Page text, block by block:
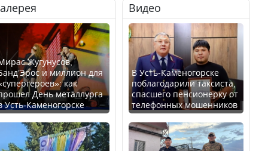
Минтруда назвало
с самыми
высокими зарплатными
предложениями
интеллект
включили в
школьную программу
Казахстана
В РФ вынесен заочный
приговор по уголовному
делу об убийстве Игоря
Талькова
В России введены
дополнительные
ограничения для
казахстанских прав
Жугунусов,
и миллион для
как
День металлурга
Усть-Каменогорске
Видео
В Усть-Каменогорске
поблагодарили таксиста,
спасшего пенсионерку от
телефонных мошенников